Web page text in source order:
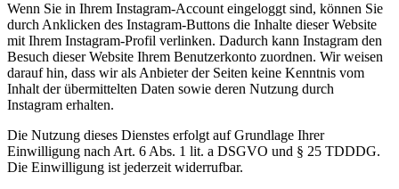
Wenn Sie in Ihrem Instagram-Account eingeloggt sind, können Sie
durch Anklicken des Instagram-Buttons die Inhalte dieser Website
mit Ihrem Instagram-Profil verlinken. Dadurch kann Instagram den
Besuch dieser Website Ihrem Benutzerkonto zuordnen. Wir weisen
darauf hin, dass wir als Anbieter der Seiten keine Kenntnis vom
Inhalt der übermittelten Daten sowie deren Nutzung durch
Instagram erhalten.
Die Nutzung dieses Dienstes erfolgt auf Grundlage Ihrer
Einwilligung nach Art. 6 Abs. 1 lit. a DSGVO und § 25 TDDDG.
Die Einwilligung ist jederzeit widerrufbar.